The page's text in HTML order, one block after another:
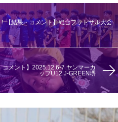
【結果・コメント】総合フットサル大会
メント】2025.12.6-7 ヤンマーカ
ップU12 J-GREEN堺